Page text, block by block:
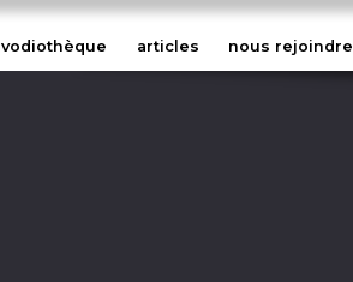
vodiothèque articles nous rejoindre